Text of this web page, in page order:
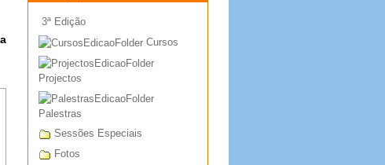
3ª Edição
Cursos
Projectos
Palestras
Sessões Especiais
Fotos